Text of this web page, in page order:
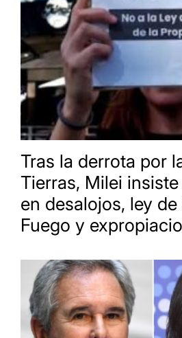
Tras la derrota por
Tierras, Milei
en desalojos, ley
Fuego y